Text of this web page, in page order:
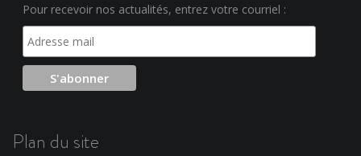
Pour recevoir nos actualités, entrez votre courriel :
Plan du site